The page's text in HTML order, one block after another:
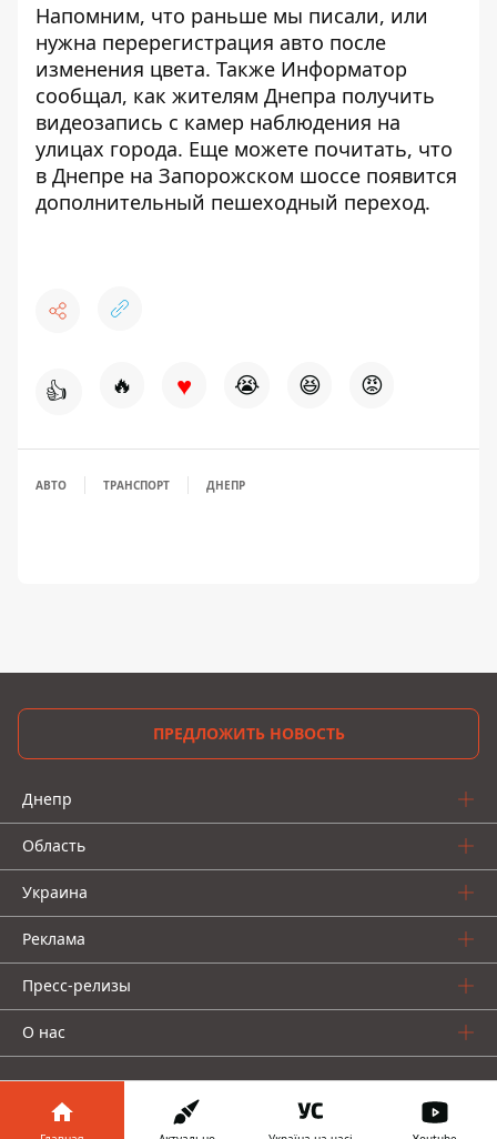
Напомним, что раньше мы писали, или
нужна перерегистрация авто после
изменения цвета. Также Информатор
сообщал, как жителям Днепра получить
видеозапись с камер наблюдения на
улицах города. Еще можете почитать, что
в Днепре на Запорожском шоссе появится
дополнительный пешеходный переход.
👍 🔥 ♥ 😭 😆 😡
АВТО ТРАНСПОРТ ДНЕПР
ПРЕДЛОЖИТЬ НОВОСТЬ
Днепр
Область
Украина
Реклама
Пресс-релизы
О нас